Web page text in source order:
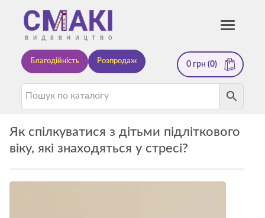
—
видавництво
Toggle
Благодійність Розпродаж 0 грн (0)
Як спілкуватися з дітьми підліткового
віку, які знаходяться у стресі?